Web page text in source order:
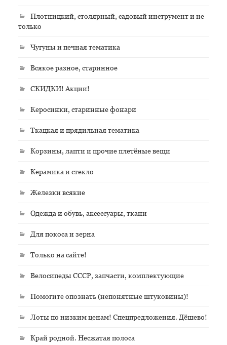
Плотницкий, столярный, садовый инструмент и не
только
Чугуны и печная тематика
Всякое разное, старинное
СКИДКИ! Акции!
Керосинки, старинные фонари
Ткацкая и прядильная тематика
Корзины, лапти и прочие плетёные вещи
Керамика и стекло
Железки всякие
Одежда и обувь, аксессуары, ткани
Для покоса и зерна
Только на сайте!
Велосипеды СССР, запчасти, комплектующие
Помогите опознать (непонятные штуковины)!
Лоты по низким ценам! Спецпредложения. Дёшево!
Край родной. Несжатая полоса